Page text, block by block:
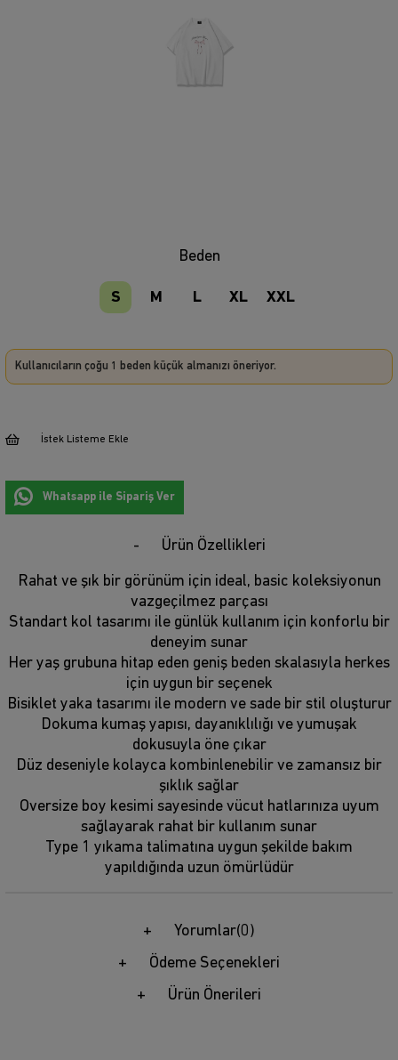
Beden
S M L XL XXL
Kullanıcıların çoğu 1 beden küçük almanızı öneriyor.
İstek Listeme Ekle
Whatsapp ile Sipariş Ver
Ürün Özellikleri
Rahat ve şık bir görünüm için ideal, basic koleksiyonun
vazgeçilmez parçası
Standart kol tasarımı ile günlük kullanım için konforlu bir
deneyim sunar
Her yaş grubuna hitap eden geniş beden skalasıyla herkes
için uygun bir seçenek
Bisiklet yaka tasarımı ile modern ve sade bir stil oluşturur
Dokuma kumaş yapısı, dayanıklılığı ve yumuşak
dokusuyla öne çıkar
Düz deseniyle kolayca kombinlenebilir ve zamansız bir
şıklık sağlar
Oversize boy kesimi sayesinde vücut hatlarınıza uyum
sağlayarak rahat bir kullanım sunar
Type 1 yıkama talimatına uygun şekilde bakım
yapıldığında uzun ömürlüdür
Yorumlar(0)
Ödeme Seçenekleri
Ürün Önerileri